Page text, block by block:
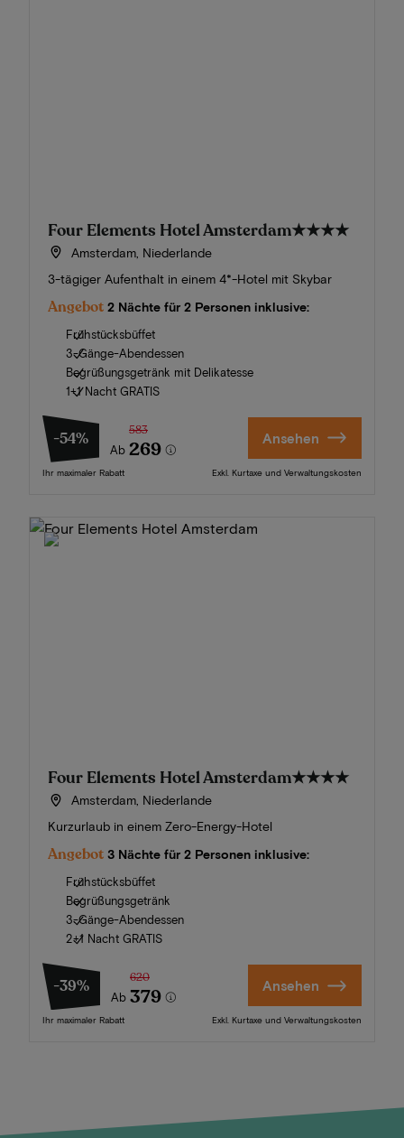
Four Elements Hotel Amsterdam★★★★
Amsterdam, Niederlande
3-tägiger Aufenthalt in einem 4*-Hotel mit Skybar
Angebot 2 Nächte für 2 Personen inklusive:
Frühstücksbüffet
3-Gänge-Abendessen
Begrüßungsgetränk mit Delikatesse
1+1 Nacht GRATIS
-54%
Ab
583
269
Ihr maximaler Rabatt
Ansehen
Exkl. Kurtaxe und Verwaltungskosten
Four Elements Hotel Amsterdam★★★★
Amsterdam, Niederlande
Kurzurlaub in einem Zero-Energy-Hotel
Angebot 3 Nächte für 2 Personen inklusive:
Frühstücksbüffet
Begrüßungsgetränk
3-Gänge-Abendessen
2+1 Nacht GRATIS
-39%
Ab
620
379
Ihr maximaler Rabatt
Ansehen
Exkl. Kurtaxe und Verwaltungskosten